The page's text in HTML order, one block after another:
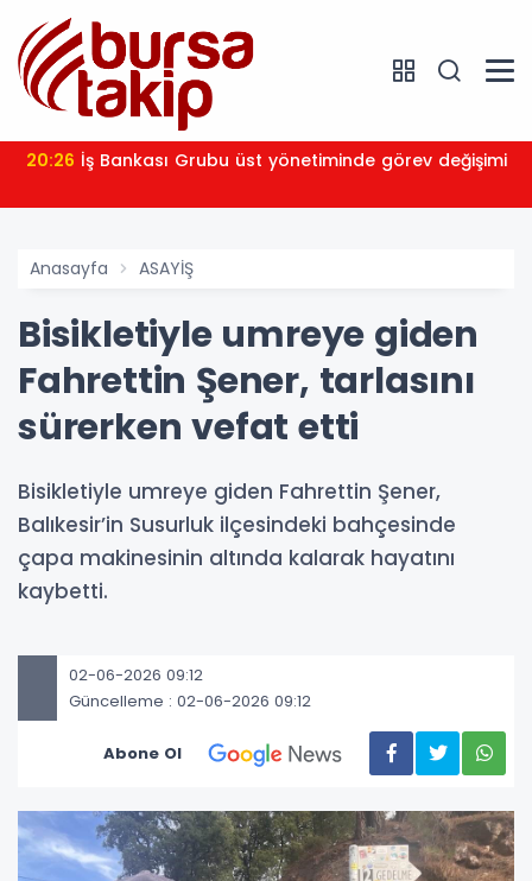
20:26 İş Bankası Grubu üst yönetiminde görev değişimi
Anasayfa ASAYİŞ
Bisikletiyle umreye giden
Fahrettin Şener, tarlasını
sürerken vefat etti
Bisikletiyle umreye giden Fahrettin Şener,
Balıkesir’in Susurluk ilçesindeki bahçesinde
çapa makinesinin altında kalarak hayatını
kaybetti.
02-06-2026 09:12
Güncelleme : 02-06-2026 09:12
Abone Ol